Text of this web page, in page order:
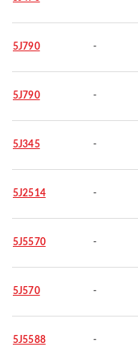
5J790 -
5J790 -
5J345 -
5J2514 -
5J5570 -
5J570 -
5J5588 -